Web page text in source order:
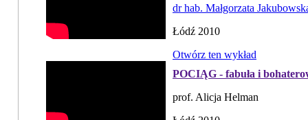
dr hab. Małgorzata
Łódź 2010
Otwórz ten wykład
POCIĄG - fabuła i
prof. Alicja Helman